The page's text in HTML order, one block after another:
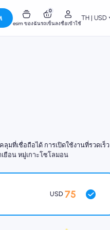
esim ของฉัน
0
รถเข็นลงชื่อเข้าใช้
TH | USD
มที่เชื่อถือได้ การเปิดใช้งานที่รวดเร็ว
ยือน หมู่เกาะโซโลมอน
USD 75